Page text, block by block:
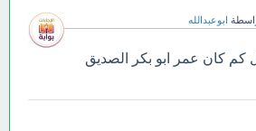
ابوعبدالله
كان عمر ابو بكر الصديق